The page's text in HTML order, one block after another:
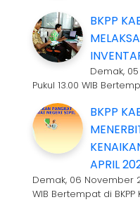
BKPP
Demak,
Pukul 13.00 WIB
BKPP
APRIL
Demak, 06 November
WIB Bertempat di BKPP